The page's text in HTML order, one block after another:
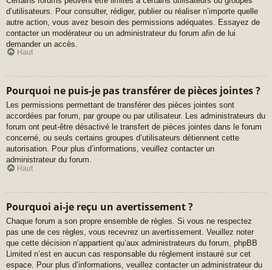
d’utilisateurs. Pour consulter, rédiger, publier ou réaliser n’importe quelle
autre action, vous avez besoin des permissions adéquates. Essayez de
contacter un modérateur ou un administrateur du forum afin de lui
demander un accès.
Haut
Pourquoi ne puis-je pas transférer de pièces jointes ?
Les permissions permettant de transférer des pièces jointes sont
accordées par forum, par groupe ou par utilisateur. Les administrateurs du
forum ont peut-être désactivé le transfert de pièces jointes dans le forum
concerné, ou seuls certains groupes d’utilisateurs détiennent cette
autorisation. Pour plus d’informations, veuillez contacter un
administrateur du forum.
Haut
Pourquoi ai-je reçu un avertissement ?
Chaque forum a son propre ensemble de règles. Si vous ne respectez
pas une de ces règles, vous recevrez un avertissement. Veuillez noter
que cette décision n’appartient qu’aux administrateurs du forum, phpBB
Limited n’est en aucun cas responsable du règlement instauré sur cet
espace. Pour plus d’informations, veuillez contacter un administrateur du